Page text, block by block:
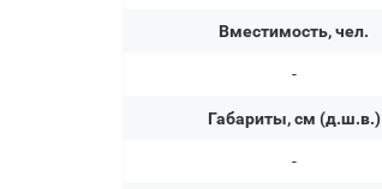
Вместимость, чел.
-
Габариты, см (д.ш.в.)
-